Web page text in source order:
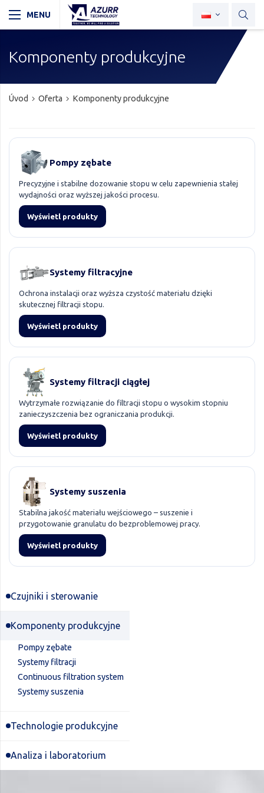
Komponenty produkcyjne
Úvod Oferta Komponenty produkcyjne
Pompy zębate
Precyzyjne i stabilne dozowanie stopu w celu zapewnienia stałej
wydajności oraz wyższej jakości procesu.
Wyświetl produkty
Systemy filtracyjne
Ochrona instalacji oraz wyższa czystość materiału dzięki
skutecznej filtracji stopu.
Wyświetl produkty
Systemy filtracji ciągłej
Wytrzymałe rozwiązanie do filtracji stopu o wysokim stopniu
zanieczyszczenia bez ograniczania produkcji.
Wyświetl produkty
Systemy suszenia
Stabilna jakość materiału wejściowego – suszenie i
przygotowanie granulatu do bezproblemowej pracy.
Wyświetl produkty
Czujniki i sterowanie
Komponenty produkcyjne
Pompy zębate
Systemy filtracji
Continuous filtration system
Systemy suszenia
Technologie produkcyjne
Analiza i laboratorium